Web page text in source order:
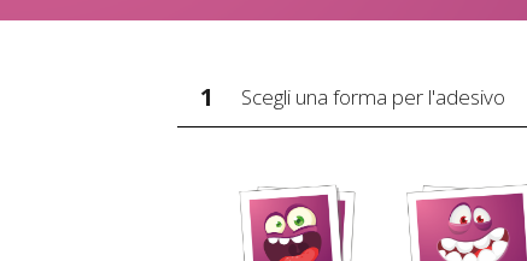
1 Scegli una forma per l'adesivo